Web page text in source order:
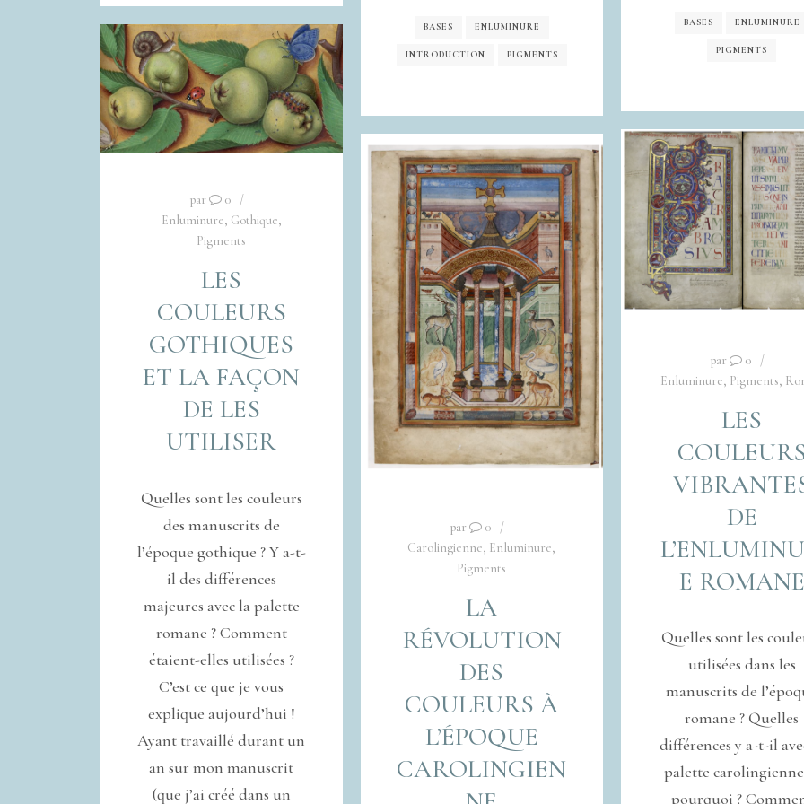
BASES ENLUMINURE
INTRODUCTION PIGMENTS
BASES ENLUMINURE
PIGMENTS
par
0
Enluminure, Gothique,
Pigments
LES
COULEURS
GOTHIQUES
ET LA FAÇON
DE LES
UTILISER
Quelles sont les couleurs
des manuscrits de
l’époque gothique ? Y a-t-
il des différences
majeures avec la palette
romane ? Comment
étaient-elles utilisées ?
C’est ce que je vous
explique aujourd’hui !
Ayant travaillé durant un
an sur mon manuscrit
(que j’ai créé dans un
par
0
Enluminure, Pigments,
LES
DE
E ROMANE
Quelles sont les
utilisées dans les
manuscrits de
romane ? Quelles
différences y a-t-il
palette
pourquoi ?
par
0
Carolingienne, Enluminure,
Pigments
LA
RÉVOLUTION
DES
COULEURS À
L’ÉPOQUE
CAROLINGIEN